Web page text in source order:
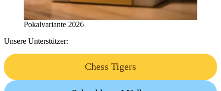
Pokalvariante 2026
Unsere Unterstützer:
Chess Tigers